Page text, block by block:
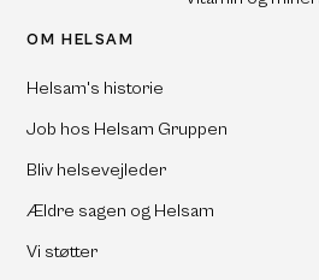
OM HELSAM
Helsam's historie
Job hos Helsam Gruppen
Bliv helsevejleder
Ældre sagen og Helsam
Vi støtter